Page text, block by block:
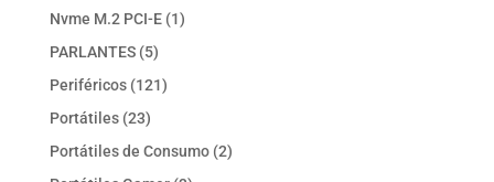
productos
Nvme M.2 PCI-E 11
PARLANTES 55
productos
Periféricos 121121
Portátiles 2323
productos
Portátiles de Consumo 22